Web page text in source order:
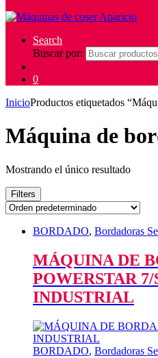
Search
Buscar por:
0
InicioProductos etiquetados
Máquina de
Mostrando el único resultado
Filters
BORDADO, Bordadoras
MÁQUINA DE
POWERSTAR
INDUSTRIAL
BORDADO, Bordadoras